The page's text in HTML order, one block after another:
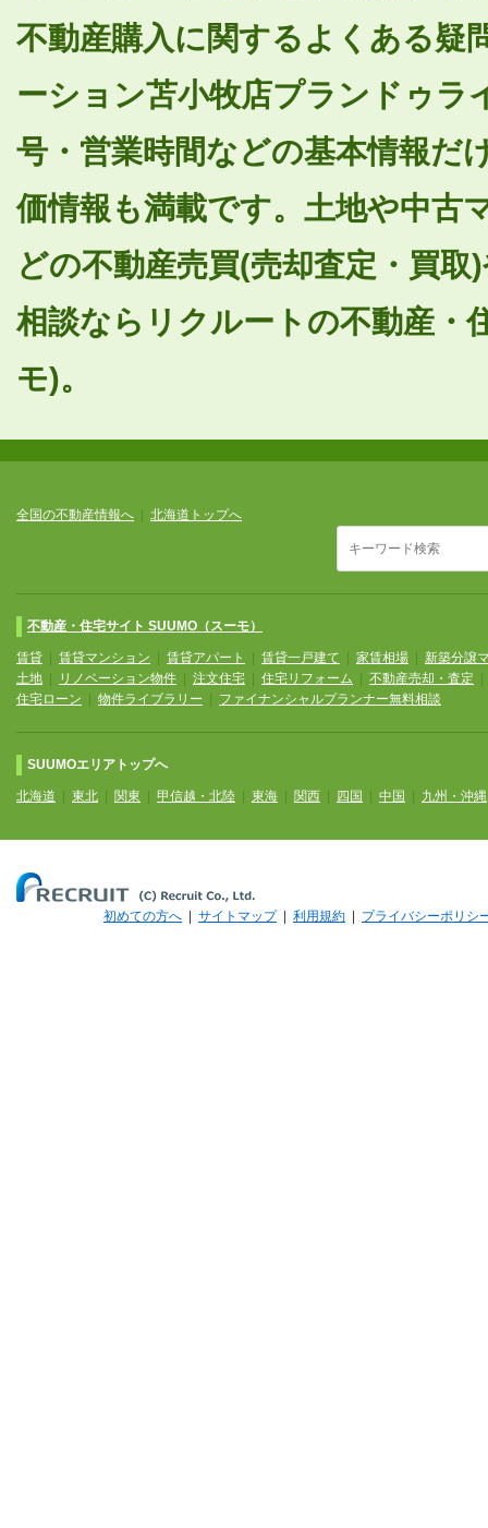
不動産購入に関するよくある疑
ーション苫小牧店プランドゥラ
号・営業時間などの基本情報だ
価情報も満載です。土地や中古
どの不動産売買(売却査定・買
相談ならリクルートの不動産・
モ)。
全国の不動産情報へ 北海道トップへ
不動産・住宅サイト SUUMO（スーモ）
賃貸 賃貸マンション 賃貸アパート 賃貸一戸建て 家賃相場
新築分譲
土地
リノベーション物件 注文住宅 住宅リフォーム 不動産売却・査定
住宅ローン
物件ライブラリー ファイナンシャルプランナー無料相談
SUUMOエリアトップへ
北海道 東北 関東 甲信越・北陸 東海 関西 四国 中国 九州・沖縄
初めての方へ サイトマップ| 利用規約 プライバシーポリシ